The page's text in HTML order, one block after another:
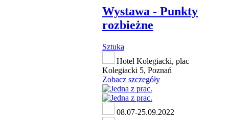
Wystawa - Punkty
rozbieżne
Sztuka
Hotel Kolegiacki, plac
Kolegiacki 5, Poznań
Zobacz szczegóły
08.07-25.09.2022